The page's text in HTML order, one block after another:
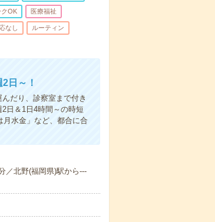
OK 医療福祉
なし ルーティン
日～！
だり、診察室まで付き
日＆1日4時間～の時短
月水金」など、都合に合
／北野(福岡県)駅から---